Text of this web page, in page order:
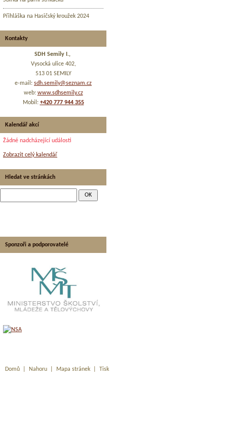
Přihláška na Hasičský kroužek 2024
Kontakty
SDH Semily I.,
Vysocká ulice 402,
513 01 SEMILY
e-mail: sdh.semily@seznam.cz
web: www.sdhsemily.cz
Mobil: +420 777 944 355
Kalendář akcí
Žádné nadcházející události
Zobrazit celý kalendář
Hledat ve stránkách
Sponzoři a podporovatelé
Domů Nahoru Mapa stránek Tisk